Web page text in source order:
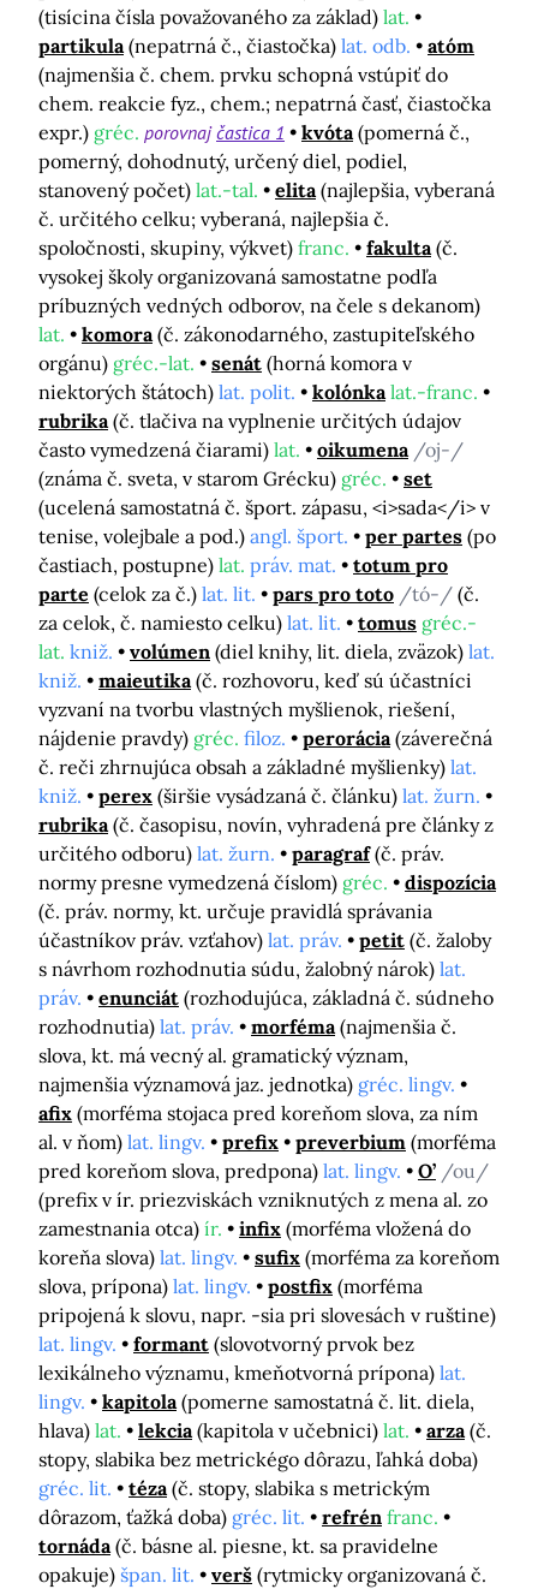
(tisícina čísla považovaného za základ) lat.
partikula (nepatrná č., čiastočka) lat. odb.
atóm
(najmenšia č. chem. prvku schopná vstúpiť do
chem. reakcie fyz., chem.; nepatrná časť, čiastočka
expr.) gréc. porovnajčastica 1 kvóta (pomerná č.,
pomerný, dohodnutý, určený diel, podiel,
stanovený počet) lat.-tal. elita (najlepšia, vyberaná
č. určitého celku; vyberaná, najlepšia č.
spoločnosti, skupiny, výkvet) franc. fakulta (č.
vysokej školy organizovaná samostatne podľa
príbuzných vedných odborov, na čele s dekanom)
lat.
komora (č. zákonodarného, zastupiteľského
orgánu) gréc.-lat. senát (horná komora v
niektorých štátoch) lat. polit. kolónka lat.-franc.
rubrika (č. tlačiva na vyplnenie určitých údajov
často vymedzená čiarami) lat. oikumena /oj-/
(známa č. sveta, v starom Grécku) gréc.
set
(ucelená samostatná č. šport. zápasu, <i>sada</i> v
tenise, volejbale a pod.) angl. šport. per partes (po
častiach, postupne) lat. práv. mat.
totum pro
parte (celok za č.) lat. lit. pars pro toto /tó-/ (č.
za celok, č. namiesto celku) lat. lit. tomus gréc.-
lat. kniž. volúmen (diel knihy, lit. diela, zväzok) lat.
kniž.
maieutika (č. rozhovoru, keď sú účastníci
vyzvaní na tvorbu vlastných myšlienok, riešení,
nájdenie pravdy) gréc. filoz. perorácia (záverečná
č. reči zhrnujúca obsah a základné myšlienky) lat.
kniž.
perex (širšie vysádzaná č. článku) lat. žurn.
rubrika (č. časopisu, novín, vyhradená pre články z
určitého odboru) lat. žurn. paragraf (č. práv.
normy presne vymedzená číslom) gréc.
dispozícia
(č. práv. normy, kt. určuje pravidlá správania
účastníkov práv. vzťahov) lat. práv. petit (č. žaloby
s návrhom rozhodnutia súdu, žalobný nárok) lat.
práv.
enunciát (rozhodujúca, základná č. súdneho
rozhodnutia) lat. práv. morféma (najmenšia č.
slova, kt. má vecný al. gramatický význam,
najmenšia významová jaz. jednotka) gréc. lingv.
afix (morféma stojaca pred koreňom slova, za ním
al. v ňom) lat. lingv. prefix preverbium (morféma
pred koreňom slova, predpona) lat. lingv. O’ /ou/
(prefix v ír. priezviskách vzniknutých z mena al. zo
zamestnania otca) ír. infix (morféma vložená do
koreňa slova) lat. lingv. sufix (morféma za koreňom
slova, prípona) lat. lingv. postfix (morféma
pripojená k slovu, napr. -sia pri slovesách v ruštine)
lat. lingv.
formant (slovotvorný prvok bez
lexikálneho významu, kmeňotvorná prípona) lat.
lingv.
kapitola (pomerne samostatná č. lit. diela,
hlava) lat. lekcia (kapitola v učebnici) lat. arza (č.
stopy, slabika bez metrickégo dôrazu, ľahká doba)
gréc. lit.
téza (č. stopy, slabika s metrickým
dôrazom, ťažká doba) gréc. lit. refrén franc.
tornáda (č. básne al. piesne, kt. sa pravidelne
opakuje) špan. lit. verš (rytmicky organizovaná č.